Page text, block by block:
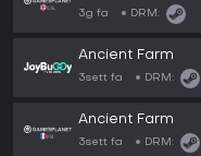
3g fa DRM:
Ancient Farm
3sett fa DRM:
Ancient Farm
3sett fa DRM: